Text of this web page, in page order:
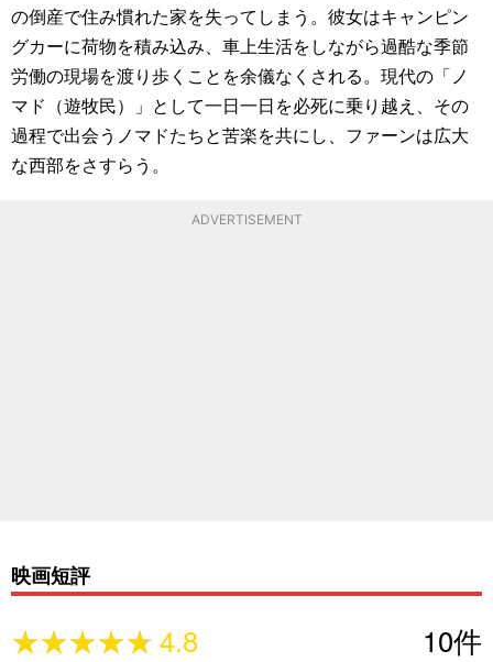
の倒産で住み慣れた家を失ってしまう。彼女はキャンピン
グカーに荷物を積み込み、車上生活をしながら過酷な季節
労働の現場を渡り歩くことを余儀なくされる。現代の「ノ
マド（遊牧民）」として一日一日を必死に乗り越え、その
過程で出会うノマドたちと苦楽を共にし、ファーンは広大
な西部をさすらう。
ADVERTISEMENT
映画短評
★★★★★
★★★★★4.8 10件